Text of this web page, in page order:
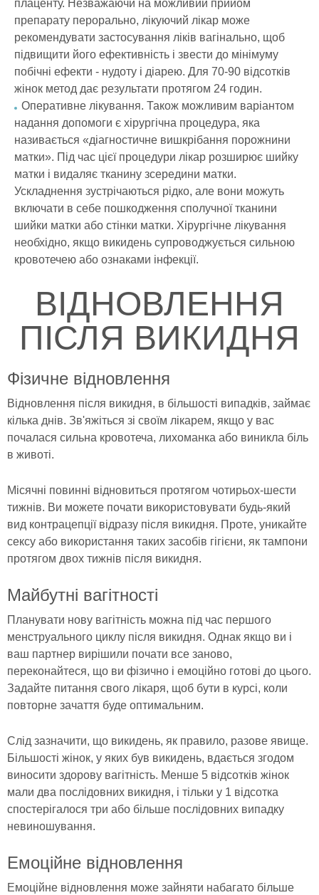
плаценту. Незважаючи на можливий прийом
препарату перорально, лікуючий лікар може
рекомендувати застосування ліків вагінально, щоб
підвищити його ефективність і звести до мінімуму
побічні ефекти - нудоту і діарею. Для 70-90 відсотків
жінок метод дає результати протягом 24 годин.
Оперативне лікування. Також можливим варіантом
надання допомоги є хірургічна процедура, яка
називається «діагностичне вишкрібання порожнини
матки». Під час цієї процедури лікар розширює шийку
матки і видаляє тканину зсередини матки.
Ускладнення зустрічаються рідко, але вони можуть
включати в себе пошкодження сполучної тканини
шийки матки або стінки матки. Хірургічне лікування
необхідно, якщо викидень супроводжується сильною
кровотечею або ознаками інфекції.
ВІДНОВЛЕННЯ
ПІСЛЯ ВИКИДНЯ
Фізичне відновлення
Відновлення після викидня, в більшості випадків, займає
кілька днів. Зв'яжіться зі своїм лікарем, якщо у вас
почалася сильна кровотеча, лихоманка або виникла біль
в животі.
Місячні повинні відновиться протягом чотирьох-шести
тижнів. Ви можете почати використовувати будь-який
вид контрацепції відразу після викидня. Проте, уникайте
сексу або використання таких засобів гігієни, як тампони
протягом двох тижнів після викидня.
Майбутні вагітності
Планувати нову вагітність можна під час першого
менструального циклу після викидня. Однак якщо ви і
ваш партнер вирішили почати все заново,
переконайтеся, що ви фізично і емоційно готові до цього.
Задайте питання свого лікаря, щоб бути в курсі, коли
повторне зачаття буде оптимальним.
Слід зазначити, що викидень, як правило, разове явище.
Більшості жінок, у яких був викидень, вдається згодом
виносити здорову вагітність. Менше 5 відсотків жінок
мали два послідовних викидня, і тільки у 1 відсотка
спостерігалося три або більше послідовних випадку
невиношування.
Емоційне відновлення
Емоційне відновлення може зайняти набагато більше